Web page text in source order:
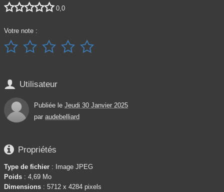
 0,0
Votre note :
    
 Utilisateur
Publiée le Jeudi 30 Janvier 2025
par audebelliard
 Propriétés
Type de fichier : Image JPEG
Poids : 4,69 Mo
Dimensions : 5712 x 4284 pixels